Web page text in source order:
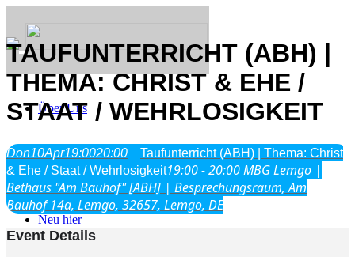
Über Uns
Was wir glauben
Jesus Christus
Geschichte
Neu hier
TAUFUNTERRICHT (ABH) |
THEMA: CHRIST & EHE /
STAAT / WEHRLOSIGKEIT
Don10Apr19:0020:00
Taufunterricht (ABH) | Thema: Christ
& Ehe / Staat / Wehrlosigkeit19:00 - 20:00MBG Lemgo |
Bethaus "Am Bauhof" [ABH] | Besprechungsraum, Am
Bauhof 14a, Lemgo, 32657, Lemgo, DE
Event Details